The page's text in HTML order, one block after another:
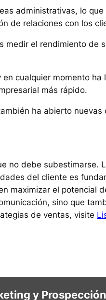
administrativas, lo
de relaciones con los
medir el rendimiento de
cualquier momento ha
más rápido.
ha abierto
no debe subestimarse.
del cliente es
maximizar el potencial
sino que
de ventas, visite
y